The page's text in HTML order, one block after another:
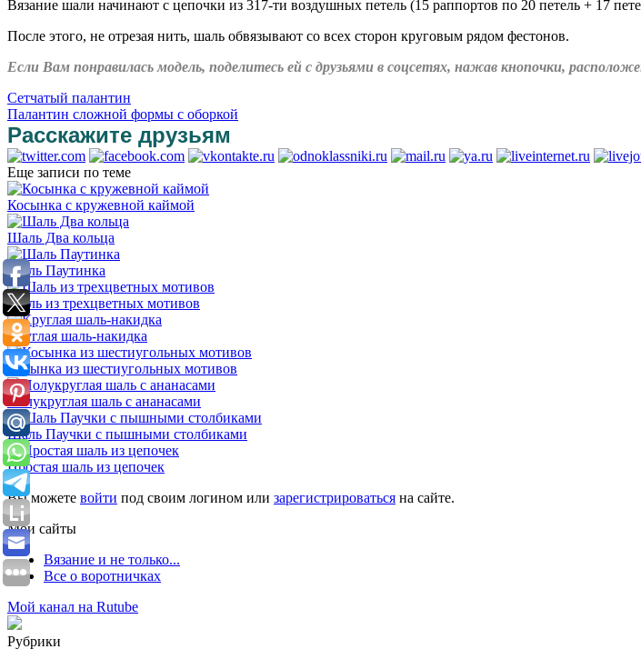
Вязание шали начинают с цепочки из 317-ти воздушных петель (15 раппортов по 20 петель + 17
После этого, не отрезая нить, шаль обвязывают со всех сторон круговым рядом фестонов.
Если Вам понравилась модель, поделитесь ей с друзьями в соцсетях, нажав кнопочки,
Сетчатый палантин
Палантин сложной формы с оборкой
Расскажите друзьям
Еще записи по теме
Косынка с кружевной каймой
Шаль Два кольца
Шаль Паутинка
Шаль из трехцветных мотивов
Круглая шаль-накидка
Косынка из шестиугольных мотивов
Полукруглая шаль с ананасами
Шаль Паучки с пышными столбиками
Простая шаль из цепочек
Вы можете войти под своим логином или зарегистрироваться на сайте.
Мои сайты
Вязание и не только...
Все о воротничках
Мой канал на Rutube
Рубрики